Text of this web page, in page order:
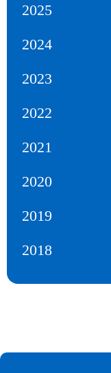
2025
2024
2023
2022
2021
2020
2019
2018